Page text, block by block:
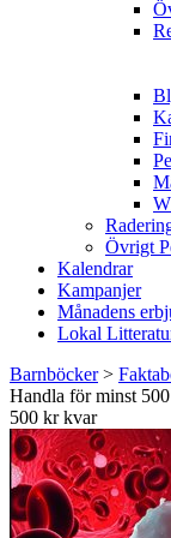
Övrigt
Kalendrar
Kampanjer
Månadens
Lokal
Barnböcker>
Handla för minst
500 kr kvar